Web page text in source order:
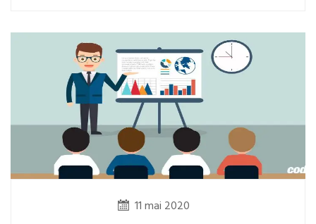
11 mai 2020